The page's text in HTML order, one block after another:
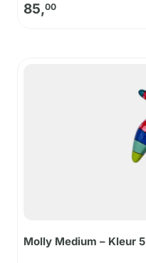
85,00
Molly Medium – Kleur 5